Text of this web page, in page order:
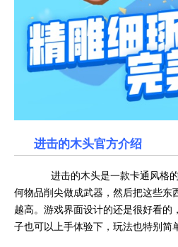
进击的木头官方介绍
进击的木头是一款卡通风格
何物品削尖做成武器，然后把这些东
越高。游戏界面设计的还是很好看的
子也可以上手体验下，玩法也特别简